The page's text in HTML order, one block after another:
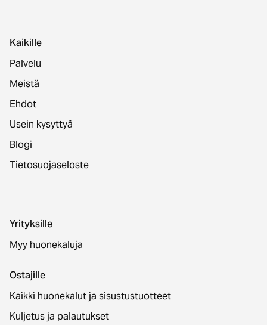
Kaikille
Palvelu
Meistä
Ehdot
Usein kysyttyä
Blogi
Tietosuojaseloste
Yrityksille
Myy huonekaluja
Ostajille
Kaikki huonekalut ja sisustustuotteet
Kuljetus ja palautukset